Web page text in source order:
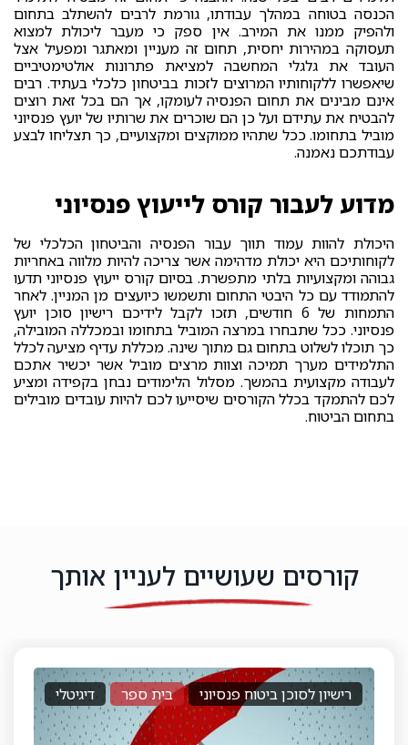
הכנסה בטוחה במהלך עבודתו, גורמת לרבים להשתלב בתחום
ולהפיק ממנו את המירב. אין ספק כי מעבר ליכולת למצוא
תעסוקה במהירות יחסית, תחום זה מעניין ומאתגר ומפעיל אצל
העובד את גלגלי המחשבה למציאת פתרונות אולטימטיביים
שיאפשרו ללקוחותיו המרוצים לזכות בביטחון כלכלי בעתיד. רבים
אינם מבינים את תחום הפנסיה לעומקו, אך הם בכל זאת רוצים
להבטיח את עתידם ועל כן הם שוכרים את שרותיו של יועץ פנסיוני
מוביל בתחומו. ככל שתהיו ממוקצים ומקצועיים, כך תצליחו לבצע
עבודתכם נאמנה.
מדוע לעבור קורס לייעוץ פנסיוני
היכולת להוות עמוד תווך עבור הפנסיה והביטחון הכלכלי של
לקוחותיכם היא יכולת מדהימה אשר צריכה להיות מלווה באחריות
גבוהה ומקצועיות בלתי מתפשרת. בסיום קורס ייעוץ פנסיוני תדעו
להתמודד עם כל היבטי התחום ותשמשו כיועצים מן המניין. לאחר
התמחות של 6 חודשים, תזכו לקבל לידיכם רישיון סוכן יועץ
פנסיוני. ככל שתבחרו במרצה המוביל בתחומו ובמכללה המובילה,
כך תוכלו לשלוט בתחום גם מתוך שינה. מכללת עדיף מציעה לכלל
התלמידים מערך תמיכה וצוות מרצים מוביל אשר יכשיר אתכם
לעבודה מקצועית בהמשך. מסלול הלימודים נבחן בקפידה ומציע
לכם להתמקד בכלל הקורסים שיסייעו לכם להיות עובדים מובילים
בתחום הביטוח.
קורסים שעושיים לעניין אותך
רישיון לסוכן ביטוח פנסיוני בית ספר דיגיטלי